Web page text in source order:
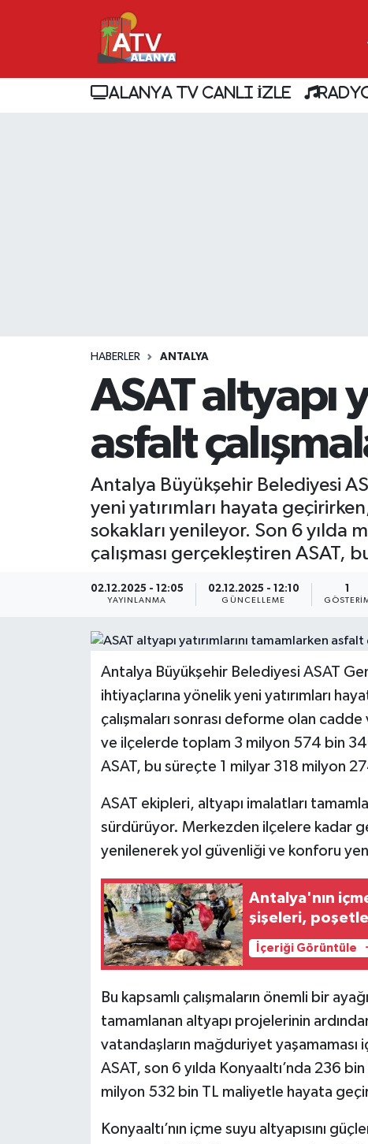
ALANYA TV CANLI İZLE
HABERLER ANTALYA
ASAT altyapı
asfalt
Antalya Büyükşehir Belediyesi
yeni yatırımları hayata
sokakları yenileyor. Son 6
çalışması gerçekleştiren ASAT,
02.12.2025 - 12:05
YAYINLANMA
02.12.2025 - 12:10
GÜNCELLEME
1
Antalya Büyükşehir Belediyesi ASAT
ihtiyaçlarına yönelik yeni yatırımları
çalışmaları sonrası deforme olan
ve ilçelerde toplam 3 milyon 574 bin
ASAT, bu süreçte 1 milyar 318 milyon
ASAT ekipleri, altyapı imalatları
sürdürüyor. Merkezden ilçelere kadar
yenilenerek yol güvenliği ve konforu
Antalya'nın
şişeleri,
İçeriği Görüntüle
Bu kapsamlı çalışmaların önemli bir
tamamlanan altyapı projelerinin
vatandaşların mağduriyet yaşamaması
ASAT, son 6 yılda Konyaaltı’nda 236
milyon 532 bin TL maliyetle hayata
Konyaaltı’nın içme suyu altyapısını